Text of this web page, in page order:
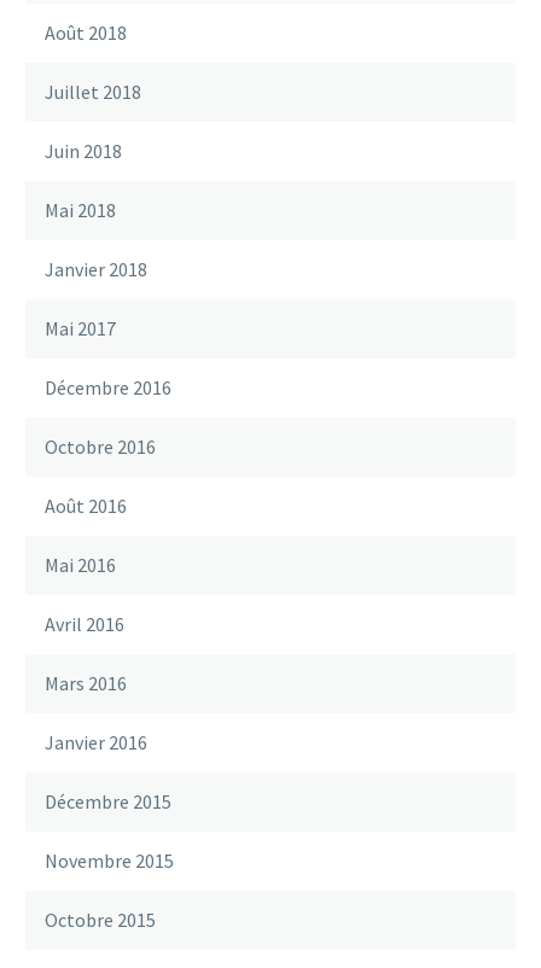
Août 2018
Juillet 2018
Juin 2018
Mai 2018
Janvier 2018
Mai 2017
Décembre 2016
Octobre 2016
Août 2016
Mai 2016
Avril 2016
Mars 2016
Janvier 2016
Décembre 2015
Novembre 2015
Octobre 2015